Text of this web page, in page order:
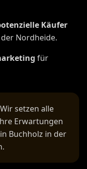
Käufer
Nordheide.
für
Wir setzen alle
Erwartungen
Buchholz in der